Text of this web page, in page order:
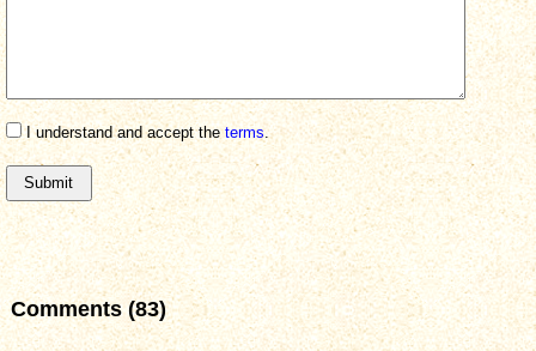
I understand and accept theterms.
Comments (83)